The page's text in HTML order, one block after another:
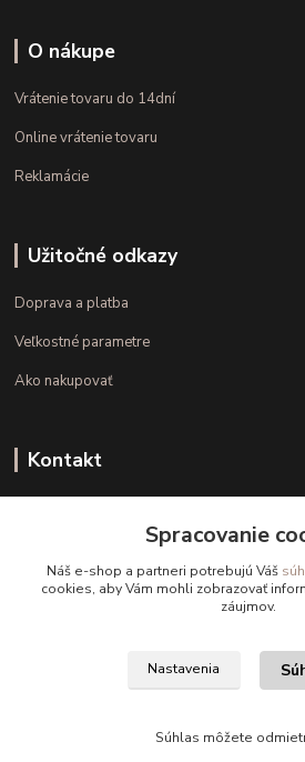
O nákupe
Vrátenie tovaru do 14dní
Online vrátenie tovaru
Reklamácie
Užitočné odkazy
Doprava a platba
Veľkostné parametre
Ako nakupovať
Kontakt
(Po.-Pi. 10.00 - 15.00)
info@kvalitnaBielizen.sk
Copyright ©
Spracovanie
Náš e-shop a partneri potrebujú Váš
cookies, aby Vám mohli zobrazovať
záujmov.
Nastavenia
Súhlas môžete